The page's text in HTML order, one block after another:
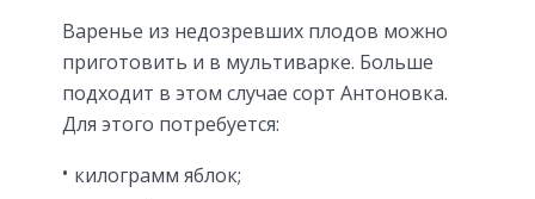
Варенье из недозревших плодов можно
приготовить и в мультиварке. Больше
подходит в этом случае сорт Антоновка.
Для этого потребуется:
килограмм яблок;